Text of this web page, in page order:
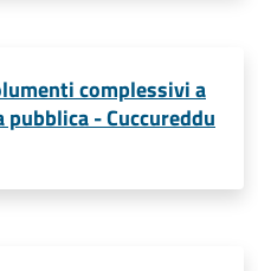
complessivi a
- Cuccureddu